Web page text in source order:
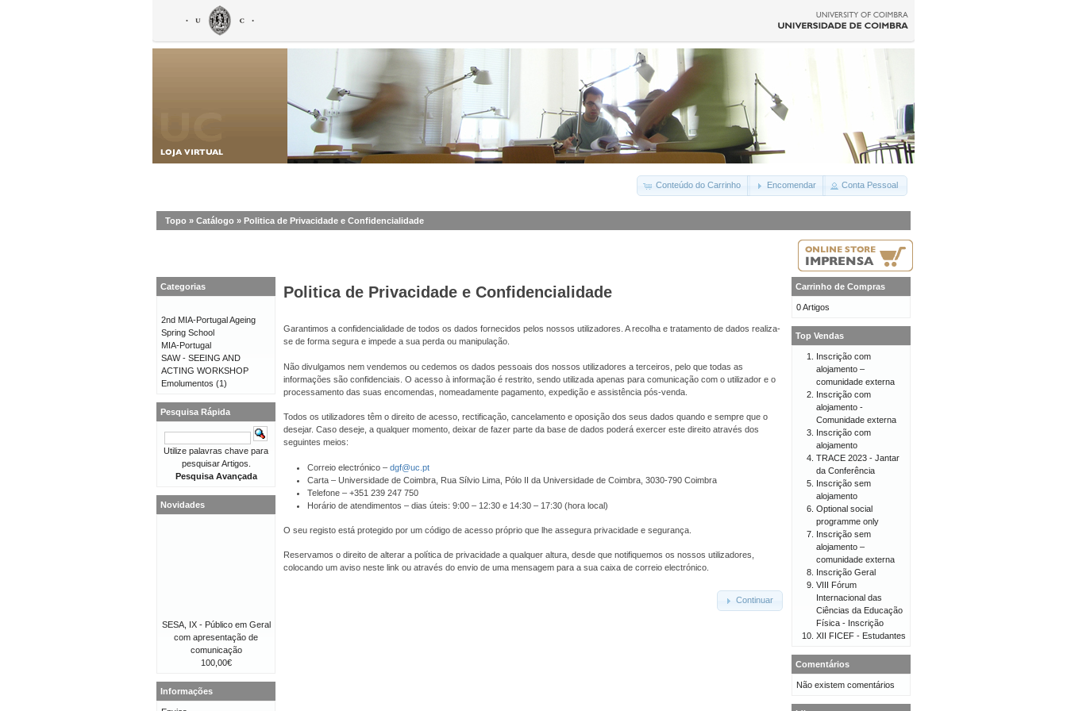
Conteúdo do Carrinho Encomendar Conta Pessoal
Topo » Catálogo » Politica de Privacidade e Confidencialidade
Politica de Privacidade e Confidencialidade
Garantimos a confidencialidade de todos os dados fornecidos pelos nossos utilizadores. A recolha e tratamento de dados realiza-
se de forma segura e impede a sua perda ou manipulação.
Não divulgamos nem vendemos ou cedemos os dados pessoais dos nossos utilizadores a terceiros, pelo que todas as
informações são confidenciais. O acesso à informação é restrito, sendo utilizada apenas para comunicação com o utilizador e o
processamento das suas encomendas, nomeadamente pagamento, expedição e assistência pós-venda.
Todos os utilizadores têm o direito de acesso, rectificação, cancelamento e oposição dos seus dados quando e sempre que o
desejar. Caso deseje, a qualquer momento, deixar de fazer parte da base de dados poderá exercer este direito através dos
seguintes meios:
Correio electrónico – dgf@uc.pt
Carta – Universidade de Coimbra, Rua Sílvio Lima, Pólo II da Universidade de Coimbra, 3030-790 Coimbra
Telefone – +351 239 247 750
Horário de atendimentos – dias úteis: 9:00 – 12:30 e 14:30 – 17:30 (hora local)
O seu registo está protegido por um código de acesso próprio que lhe assegura privacidade e segurança.
Reservamos o direito de alterar a política de privacidade a qualquer altura, desde que notifiquemos os nossos utilizadores,
colocando um aviso neste link ou através do envio de uma mensagem para a sua caixa de correio electrónico.
Continuar
Categorias
2nd MIA-Portugal Ageing
Spring School
MIA-Portugal
SAW - SEEING AND
ACTING WORKSHOP
Emolumentos (1)
Pesquisa Rápida
Utilize palavras chave para
pesquisar Artigos.
Pesquisa Avançada
Novidades
SESA, IX - Público em Geral
com apresentação de
comunicação
100,00€
Informações
Carrinho de Compras
0 Artigos
Top Vendas
Inscrição com
alojamento –
comunidade externa
Inscrição com
alojamento -
Comunidade externa
Inscrição com
alojamento
TRACE 2023 - Jantar
da Conferência
Inscrição sem
alojamento
Optional social
programme only
Inscrição sem
alojamento –
comunidade externa
Inscrição Geral
VIII Fórum
Internacional das
Ciências da Educação
Física - Inscrição
XII FICEF - Estudantes
Comentários
Não existem comentários